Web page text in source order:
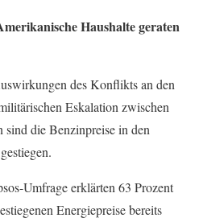
Haushalte geraten
des Konflikts an den
Eskalation zwischen
die Benzinpreise in den
Umfrage erklärten 63 Prozent
Energiepreise bereits